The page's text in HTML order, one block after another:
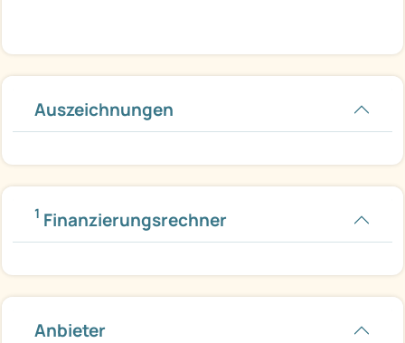
Auszeichnungen
1 Finanzierungsrechner
Anbieter